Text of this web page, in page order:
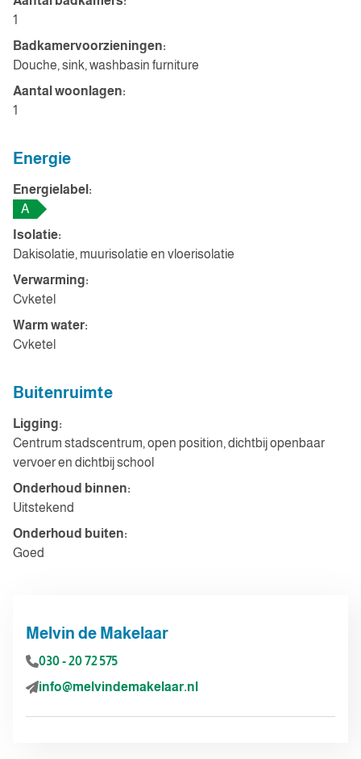
1
Badkamervoorzieningen:
Douche, sink, washbasin furniture
Aantal woonlagen:
1
Energie
Energielabel:
A
Isolatie:
Dakisolatie, muurisolatie en vloerisolatie
Verwarming:
Cvketel
Warm water:
Cvketel
Buitenruimte
Ligging:
Centrum stadscentrum, open position, dichtbij openbaar
vervoer en dichtbij school
Onderhoud binnen:
Uitstekend
Onderhoud buiten:
Goed
Melvin de Makelaar
030 - 20 72 575
info@melvindemakelaar.nl